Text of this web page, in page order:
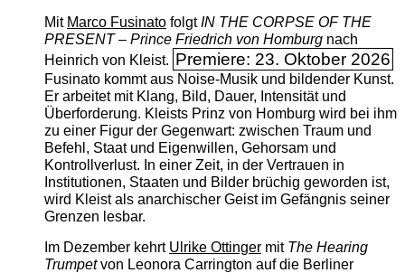
Mit Marco FusinatofolgtIN THE CORPSE OF THE
PRESENT – Prince Friedrich von Homburgnach
Heinrich von Kleist. Premiere: 23. Oktober 2026
Fusinato kommt aus Noise-Musik und bildender Kunst.
Er arbeitet mit Klang, Bild, Dauer, Intensität und
Überforderung. Kleists Prinz von Homburg wird bei ihm
zu einer Figur der Gegenwart: zwischen Traum und
Befehl, Staat und Eigenwillen, Gehorsam und
Kontrollverlust. In einer Zeit, in der Vertrauen in
Institutionen, Staaten und Bilder brüchig geworden ist,
wird Kleist als anarchischer Geist im Gefängnis seiner
Grenzen lesbar.
Im Dezember kehrt Ulrike Ottingermit The ­Hearing
Trumpetvon Leonora Carrington auf die Berliner